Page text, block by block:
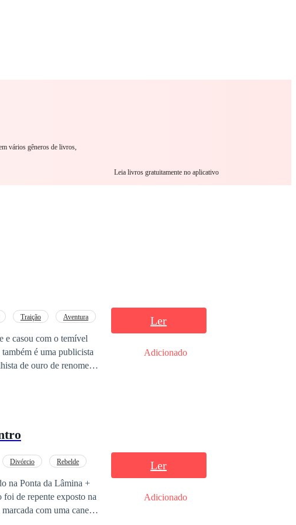
vários gêneros de livros,
Leia livros gratuitamente no aplicativo
Traição Aventura
e casou com o temível
é uma publicista
de ouro de renome
fizeram fila de
Ler
Adicionado
Divórcio
Rebelde
na Ponta da Lâmina +
de repente exposto na
com uma caneta
Ler
Adicionado